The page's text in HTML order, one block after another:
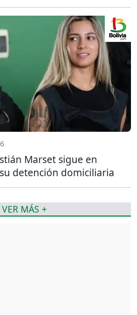
Marset sigue en
detención domiciliaria
VER MÁS +